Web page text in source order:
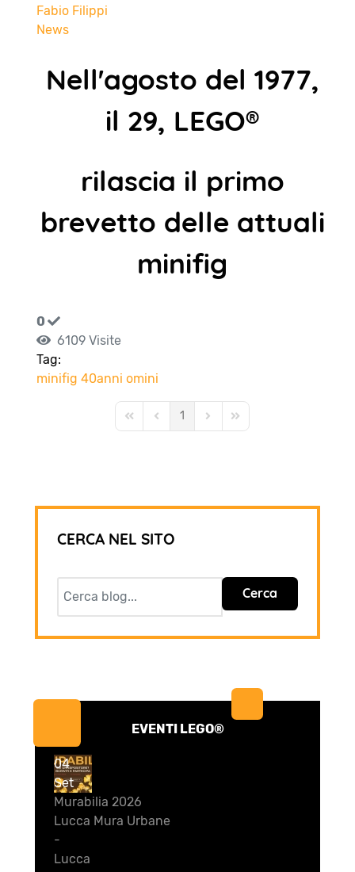
Fabio Filippi
News
Nell'agosto del 1977,
il 29, LEGO®
rilascia il primo
brevetto delle attuali
minifig
0
6109 Visite
Tag:
minifig 40anni omini
First PagePrevious Page
1 Next PageLast Page
CERCA NEL SITO
Cerca
EVENTI LEGO®
04
Set
Murabilia 2026
Lucca Mura Urbane
-
Lucca